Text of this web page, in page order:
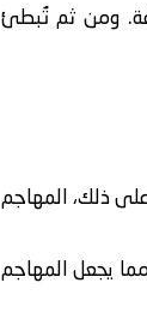
ومن ثم تُبطئ
ذلك، المهاجم
يجعل المهاجم